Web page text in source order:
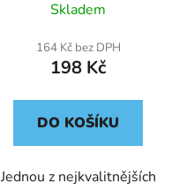
Skladem
164 Kč bez DPH
198 Kč
DO KOŠÍKU
Jednou z nejkvalitnějších